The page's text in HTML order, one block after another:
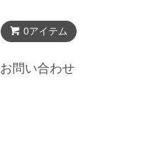
0アイテム
お問い合わせ